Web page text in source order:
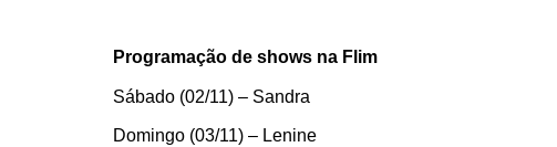
Programação de shows na Flim
Sábado (02/11) – Sandra
Domingo (03/11) – Lenine